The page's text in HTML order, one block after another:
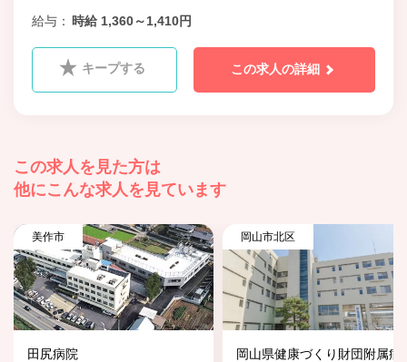
給与
時給 1,360～1,410円
キープする この求人の詳細
この求人を見た方は
他にこんな求人を見ています
美作市
田尻病院
岡山市北区
岡山県健康づくり財団附属病